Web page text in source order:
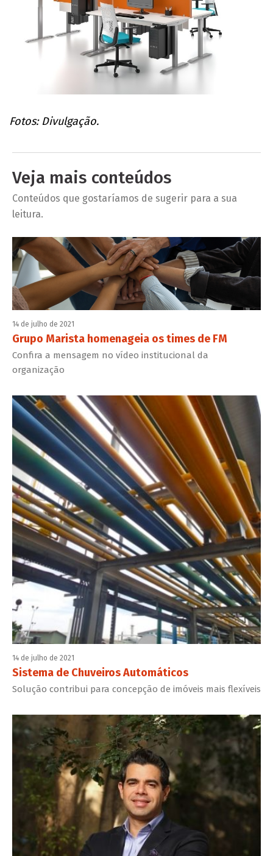
Fotos: Divulgação.
Veja mais conteúdos
Conteúdos que gostaríamos de sugerir para a sua
leitura.
14 de julho de 2021
Grupo Marista homenageia os times de FM
Confira a mensagem no vídeo institucional da
organização
14 de julho de 2021
Sistema de Chuveiros Automáticos
Solução contribui para concepção de imóveis mais flexíveis